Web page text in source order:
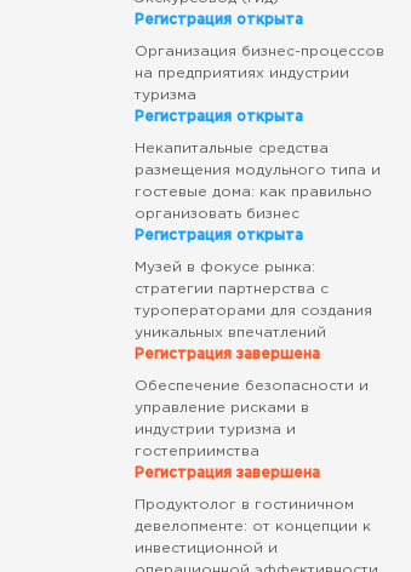
Регистрация открыта
Организация бизнес-процессов
на предприятиях индустрии
туризма
Регистрация открыта
Некапитальные средства
размещения модульного типа и
гостевые дома: как правильно
организовать бизнес
Регистрация открыта
Музей в фокусе рынка:
стратегии партнерства с
туроператорами для создания
уникальных впечатлений
Регистрация завершена
Обеспечение безопасности и
управление рисками в
индустрии туризма и
гостеприимства
Регистрация завершена
Продуктолог в гостиничном
девелопменте: от концепции к
инвестиционной и